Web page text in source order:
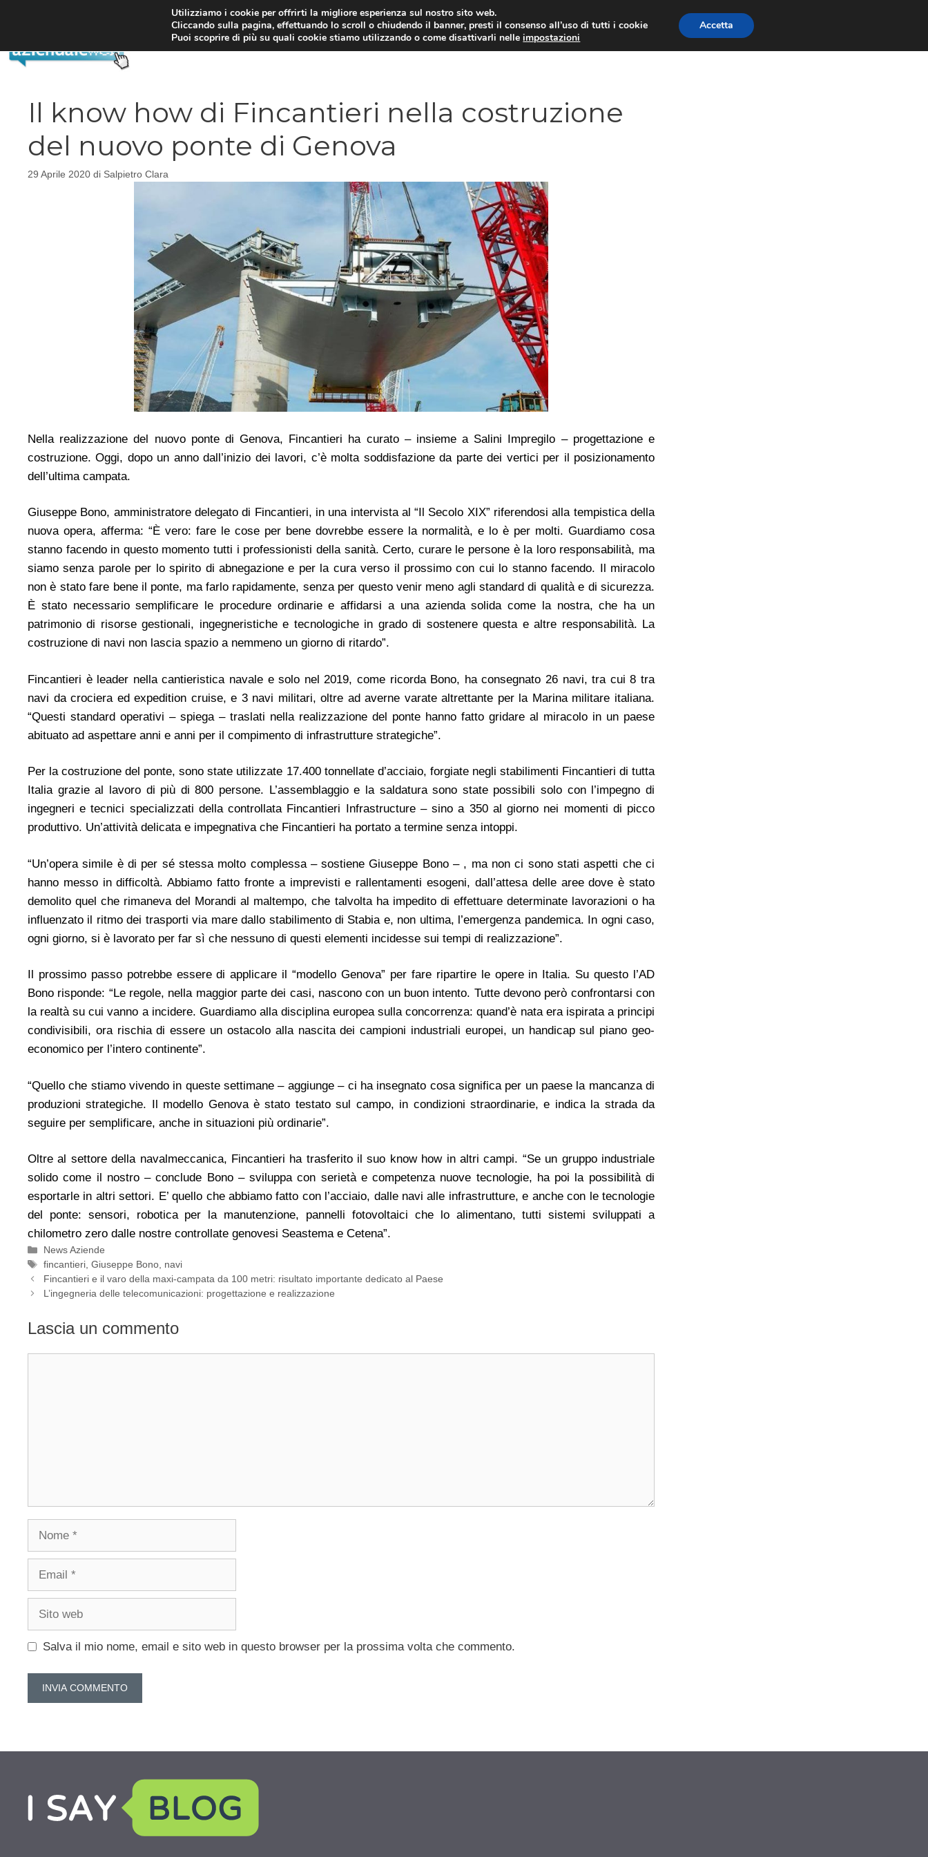
NEWS AZIENDE MERCATO DEL LAVORO
Il know how di Fincantieri nella costruzione
del nuovo ponte di Genova
29 Aprile 2020 di Salpietro Clara
Nella realizzazione del nuovo ponte di Genova, Fincantieri ha curato – insieme a Salini Impregilo – progettazione e
costruzione. Oggi, dopo un anno dall’inizio dei lavori, c’è molta soddisfazione da parte dei vertici per il posizionamento
dell’ultima campata.
Giuseppe Bono, amministratore delegato di Fincantieri, in una intervista al “Il Secolo XIX” riferendosi alla tempistica della
nuova opera, afferma: “È vero: fare le cose per bene dovrebbe essere la normalità, e lo è per molti. Guardiamo cosa
stanno facendo in questo momento tutti i professionisti della sanità. Certo, curare le persone è la loro responsabilità, ma
siamo senza parole per lo spirito di abnegazione e per la cura verso il prossimo con cui lo stanno facendo. Il miracolo
non è stato fare bene il ponte, ma farlo rapidamente, senza per questo venir meno agli standard di qualità e di sicurezza.
È stato necessario semplificare le procedure ordinarie e affidarsi a una azienda solida come la nostra, che ha un
patrimonio di risorse gestionali, ingegneristiche e tecnologiche in grado di sostenere questa e altre responsabilità. La
costruzione di navi non lascia spazio a nemmeno un giorno di ritardo”.
Fincantieri è leader nella cantieristica navale e solo nel 2019, come ricorda Bono, ha consegnato 26 navi, tra cui 8 tra
navi da crociera ed expedition cruise, e 3 navi militari, oltre ad averne varate altrettante per la Marina militare italiana.
“Questi standard operativi – spiega – traslati nella realizzazione del ponte hanno fatto gridare al miracolo in un paese
abituato ad aspettare anni e anni per il compimento di infrastrutture strategiche”.
Per la costruzione del ponte, sono state utilizzate 17.400 tonnellate d’acciaio, forgiate negli stabilimenti Fincantieri di tutta
Italia grazie al lavoro di più di 800 persone. L’assemblaggio e la saldatura sono state possibili solo con l’impegno di
ingegneri e tecnici specializzati della controllata Fincantieri Infrastructure – sino a 350 al giorno nei momenti di picco
produttivo. Un’attività delicata e impegnativa che Fincantieri ha portato a termine senza intoppi.
“Un’opera simile è di per sé stessa molto complessa – sostiene Giuseppe Bono – , ma non ci sono stati aspetti che ci
hanno messo in difficoltà. Abbiamo fatto fronte a imprevisti e rallentamenti esogeni, dall’attesa delle aree dove è stato
demolito quel che rimaneva del Morandi al maltempo, che talvolta ha impedito di effettuare determinate lavorazioni o ha
influenzato il ritmo dei trasporti via mare dallo stabilimento di Stabia e, non ultima, l’emergenza pandemica. In ogni caso,
ogni giorno, si è lavorato per far sì che nessuno di questi elementi incidesse sui tempi di realizzazione”.
Il prossimo passo potrebbe essere di applicare il “modello Genova” per fare ripartire le opere in Italia. Su questo l’AD
Bono risponde: “Le regole, nella maggior parte dei casi, nascono con un buon intento. Tutte devono però confrontarsi con
la realtà su cui vanno a incidere. Guardiamo alla disciplina europea sulla concorrenza: quand’è nata era ispirata a principi
condivisibili, ora rischia di essere un ostacolo alla nascita dei campioni industriali europei, un handicap sul piano geo-
economico per l’intero continente”.
“Quello che stiamo vivendo in queste settimane – aggiunge – ci ha insegnato cosa significa per un paese la mancanza di
produzioni strategiche. Il modello Genova è stato testato sul campo, in condizioni straordinarie, e indica la strada da
seguire per semplificare, anche in situazioni più ordinarie”.
Oltre al settore della navalmeccanica, Fincantieri ha trasferito il suo know how in altri campi. “Se un gruppo industriale
solido come il nostro – conclude Bono – sviluppa con serietà e competenza nuove tecnologie, ha poi la possibilità di
esportarle in altri settori. E’ quello che abbiamo fatto con l’acciaio, dalle navi alle infrastrutture, e anche con le tecnologie
del ponte: sensori, robotica per la manutenzione, pannelli fotovoltaici che lo alimentano, tutti sistemi sviluppati a
chilometro zero dalle nostre controllate genovesi Seastema e Cetena”.
Categorie
News Aziende
Tag
fincantieri,Giuseppe Bono, navi
Fincantieri e il varo della maxi-campata da 100 metri: risultato importante dedicato al Paese
L’ingegneria delle telecomunicazioni: progettazione e realizzazione
Lascia un commento
Nome
Email
Sito
Salva il mio nome, email e sito web in questo browser per la prossima volta che commento.
Utilizziamo i cookie per offrirti la migliore esperienza sul nostro sito web.
Cliccando sulla pagina, effettuando lo scroll o chiudendo il banner, presti il consenso all’uso di tutti i cookie
Puoi scoprire di più su quali cookie stiamo utilizzando o come disattivarli nelleimpostazioni
Accetta